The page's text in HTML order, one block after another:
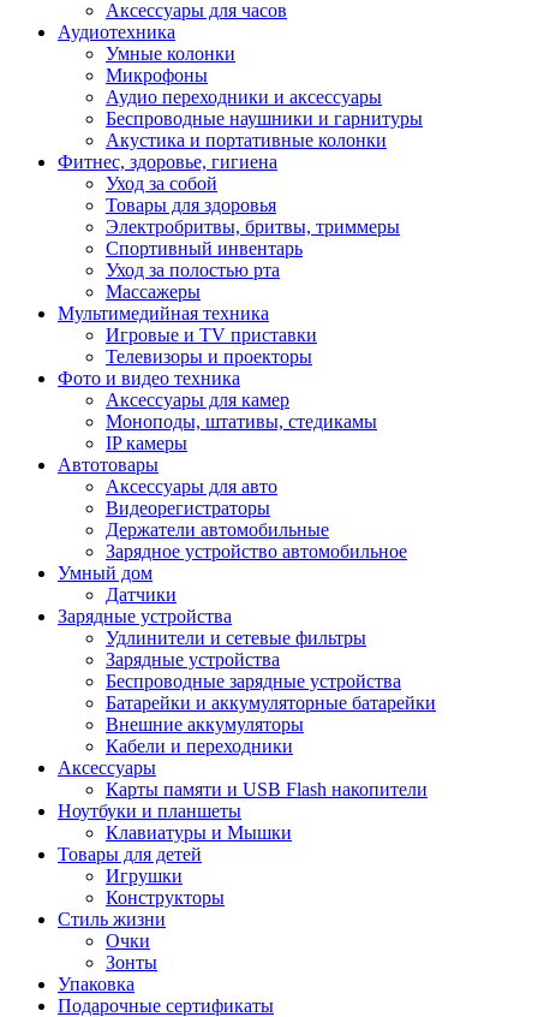
Аксессуары для часов
Аудиотехника
Умные колонки
Микрофоны
Аудио переходники и аксессуары
Беспроводные наушники и гарнитуры
Акустика и портативные колонки
Фитнес, здоровье, гигиена
Уход за собой
Товары для здоровья
Электробритвы, бритвы, триммеры
Спортивный инвентарь
Уход за полостью рта
Массажеры
Мультимедийная техника
Игровые и TV приставки
Телевизоры и проекторы
Фото и видео техника
Аксессуары для камер
Моноподы, штативы, стедикамы
IP камеры
Автотовары
Аксессуары для авто
Видеорегистраторы
Держатели автомобильные
Зарядное устройство автомобильное
Умный дом
Датчики
Зарядные устройства
Удлинители и сетевые фильтры
Зарядные устройства
Беспроводные зарядные устройства
Батарейки и аккумуляторные батарейки
Внешние аккумуляторы
Кабели и переходники
Аксессуары
Карты памяти и USB Flash накопители
Ноутбуки и планшеты
Клавиатуры и Мышки
Товары для детей
Игрушки
Конструкторы
Стиль жизни
Очки
Зонты
Упаковка
Подарочные сертификаты